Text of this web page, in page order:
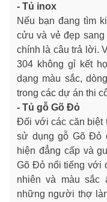
- Tủ inox
Nếu bạn đang tìm
cửu và vẻ đẹp sang
chính là câu trả lời.
304 không gỉ kết
dạng màu sắc,
trong các dự án thi
- Tủ gỗ Gõ Đỏ
Đối với các căn biệt
sử dụng gỗ Gõ Đỏ
hiện đẳng cấp và
Gõ Đỏ nổi tiếng với
nhiên và màu sắc
những người thợ